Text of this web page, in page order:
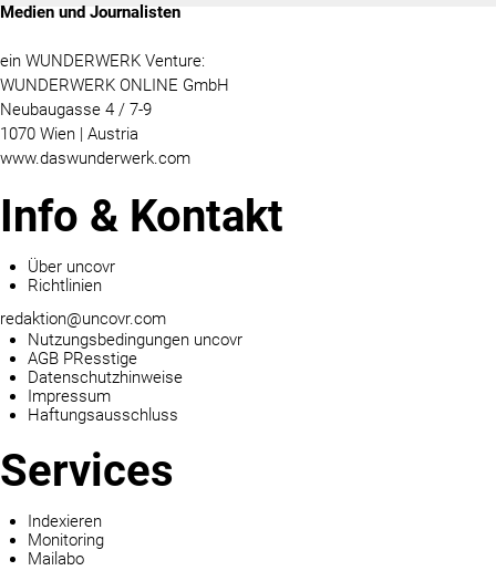
Medien und Journalisten
ein WUNDERWERK Venture:
WUNDERWERK ONLINE GmbH
Neubaugasse 4 / 7-9
1070 Wien | Austria
www.daswunderwerk.com
Info & Kontakt
Über uncovr
Richtlinien
redaktion@uncovr.com
Nutzungsbedingungen uncovr
AGB PResstige
Datenschutzhinweise
Impressum
Haftungsausschluss
Services
Indexieren
Monitoring
Mailabo